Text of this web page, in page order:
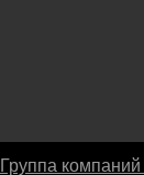
Группа